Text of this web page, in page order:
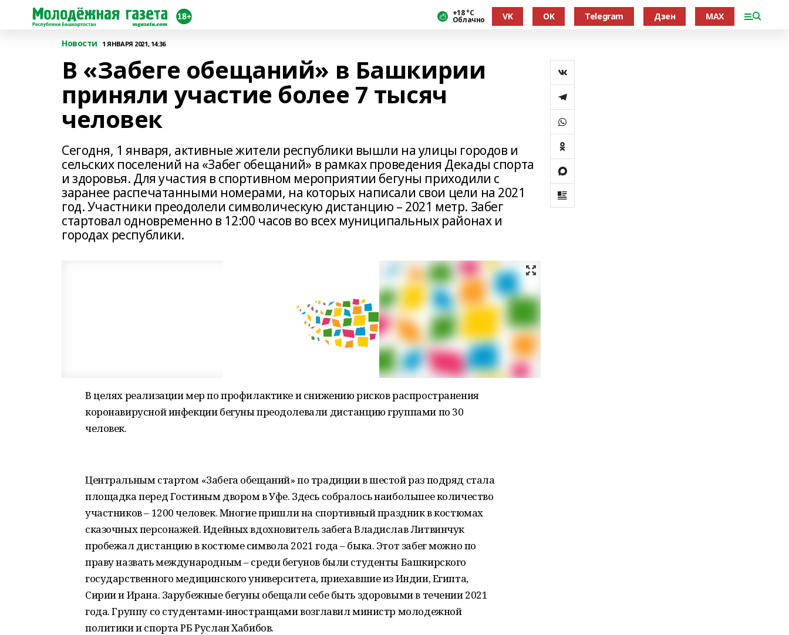
+18 °С
Облачно VK OK Telegram Дзен MAX
Новости 1 ЯНВАРЯ 2021, 14:36
В «Забеге обещаний» в Башкирии
приняли участие более 7 тысяч
человек
Сегодня, 1 января, активные жители республики вышли на улицы городов и
сельских поселений на «Забег обещаний» в рамках проведения Декады спорта
и здоровья. Для участия в спортивном мероприятии бегуны приходили с
заранее распечатанными номерами, на которых написали свои цели на 2021
год. Участники преодолели символическую дистанцию – 2021 метр. Забег
стартовал одновременно в 12:00 часов во всех муниципальных районах и
городах республики.
В целях реализации мер по профилактике и снижению рисков распространения
коронавирусной инфекции бегуны преодолевали дистанцию группами по 30
человек.
Центральным стартом «Забега обещаний» по традиции в шестой раз подряд стала
площадка перед Гостиным двором в Уфе. Здесь собралось наибольшее количество
участников – 1200 человек. Многие пришли на спортивный праздник в костюмах
сказочных персонажей. Идейных вдохновитель забега Владислав Литвинчук
пробежал дистанцию в костюме символа 2021 года – быка. Этот забег можно по
праву назвать международным – среди бегунов были студенты Башкирского
государственного медицинского университета, приехавшие из Индии, Египта,
Сирии и Ирана. Зарубежные бегуны обещали себе быть здоровыми в течении 2021
года. Группу со студентами-иностранцами возглавил министр молодежной
политики и спорта РБ Руслан Хабибов.